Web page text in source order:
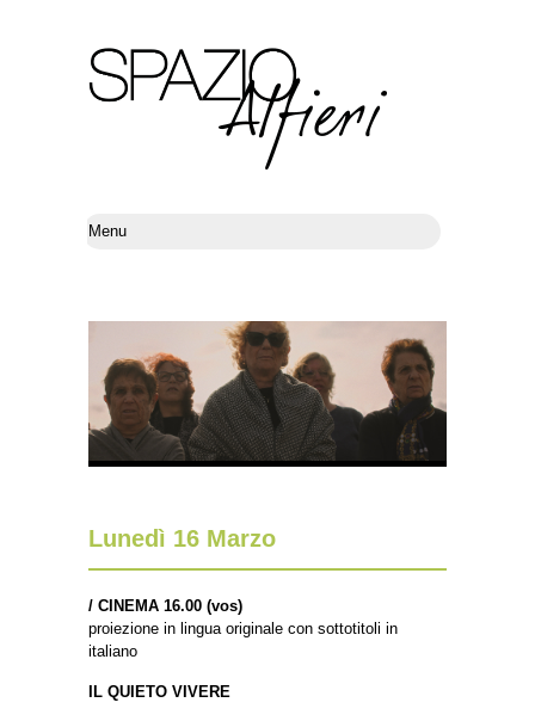
Lunedì 16 Marzo
/ CINEMA 16.00 (vos)
proiezione in lingua originale con sottotitoli in
italiano
IL QUIETO VIVERE